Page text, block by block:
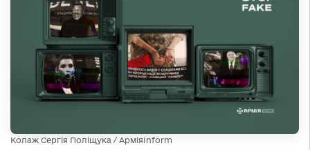
Колаж Сергія Поліщука / АрміяInform